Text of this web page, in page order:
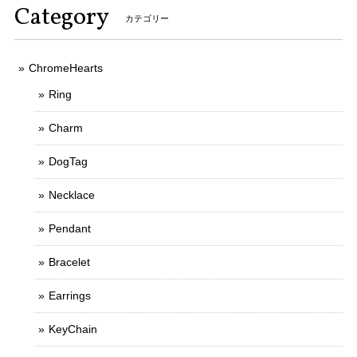
Category カテゴリー
ChromeHearts
Ring
Charm
DogTag
Necklace
Pendant
Bracelet
Earrings
KeyChain